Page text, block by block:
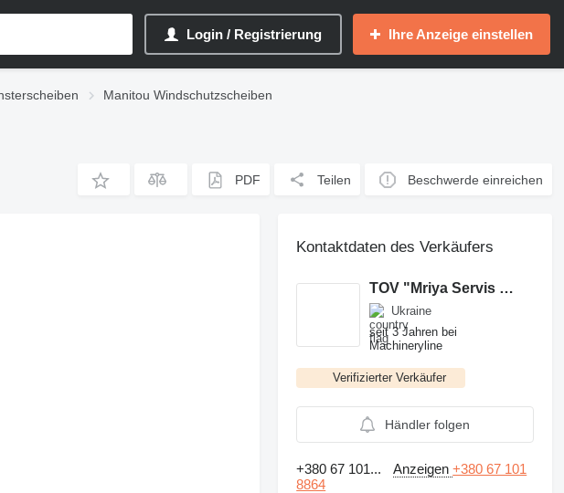
Login / Registrierung Ihre Anzeige einstellen
Manitou Windschutzscheiben
PDF Teilen Beschwerde einreichen
Kontaktdaten des Verkäufers
TOV "Mriya Servis Zapchastini"
Ukraine
seit 3 Jahren bei
Machineryline
Verifizierter Verkäufer
Händler folgen
+380 67 101... Anzeigen+380 67 101
8864